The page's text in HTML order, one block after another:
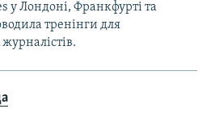
у Лондоні, Франкфурті та
тренінги для